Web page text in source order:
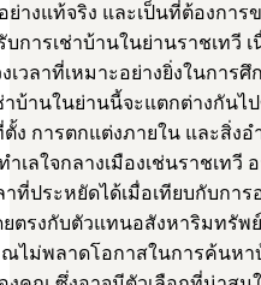
ย่างแท้จริง และเป็นที่ต้องกา
บการเช่าบ้านในย่านราชเทวี
เวลาที่เหมาะอย่างยิ่งในการ
าบ้านในย่านนี้จะแตกต่างกันไ
ง การตกแต่งภายใน และสิ่ง
ำเลใจกลางเมืองเช่นราชเท
าที่ประหยัดได้เมื่อเทียบกับกา
ตรงกับตัวแทนอสังหาริมทรัพ
ไม่พลาดโอกาสในการค้นหา